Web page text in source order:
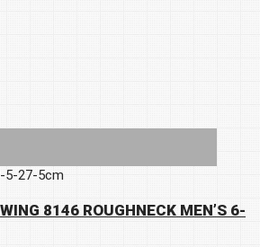
5-27-5cm
8146 ROUGHNECK MEN’S 6-